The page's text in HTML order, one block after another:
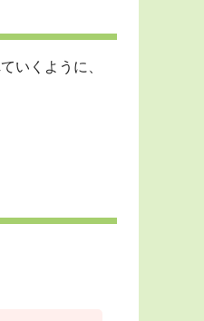
いくように、